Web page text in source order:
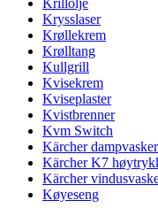
Krillolje
Krysslaser
Krøllekrem
Krølltang
Kullgrill
Kvisekrem
Kviseplaster
Kvistbrenner
Kvm Switch
Kärcher dampvasker
Kärcher K7
Kärcher
Køyeseng